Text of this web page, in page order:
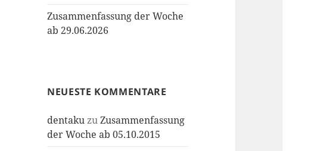
Zusammenfassung der Woche
ab 29.06.2026
NEUESTE KOMMENTARE
dentakuzuZusammenfassung
der Woche ab 05.10.2015